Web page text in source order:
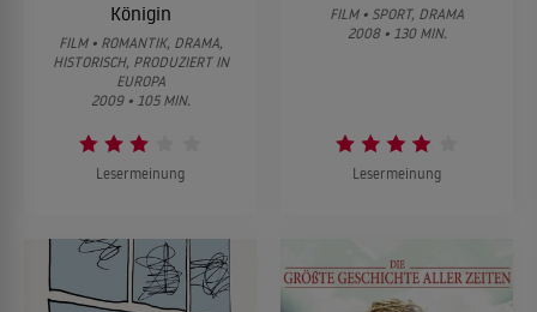
Königin
FILM • ROMANTIK, DRAMA,
HISTORISCH, PRODUZIERT IN
EUROPA
2009 • 105 MIN.
Lesermeinung
FILM • SPORT, DRAMA
2008 • 130 MIN.
Lesermeinung